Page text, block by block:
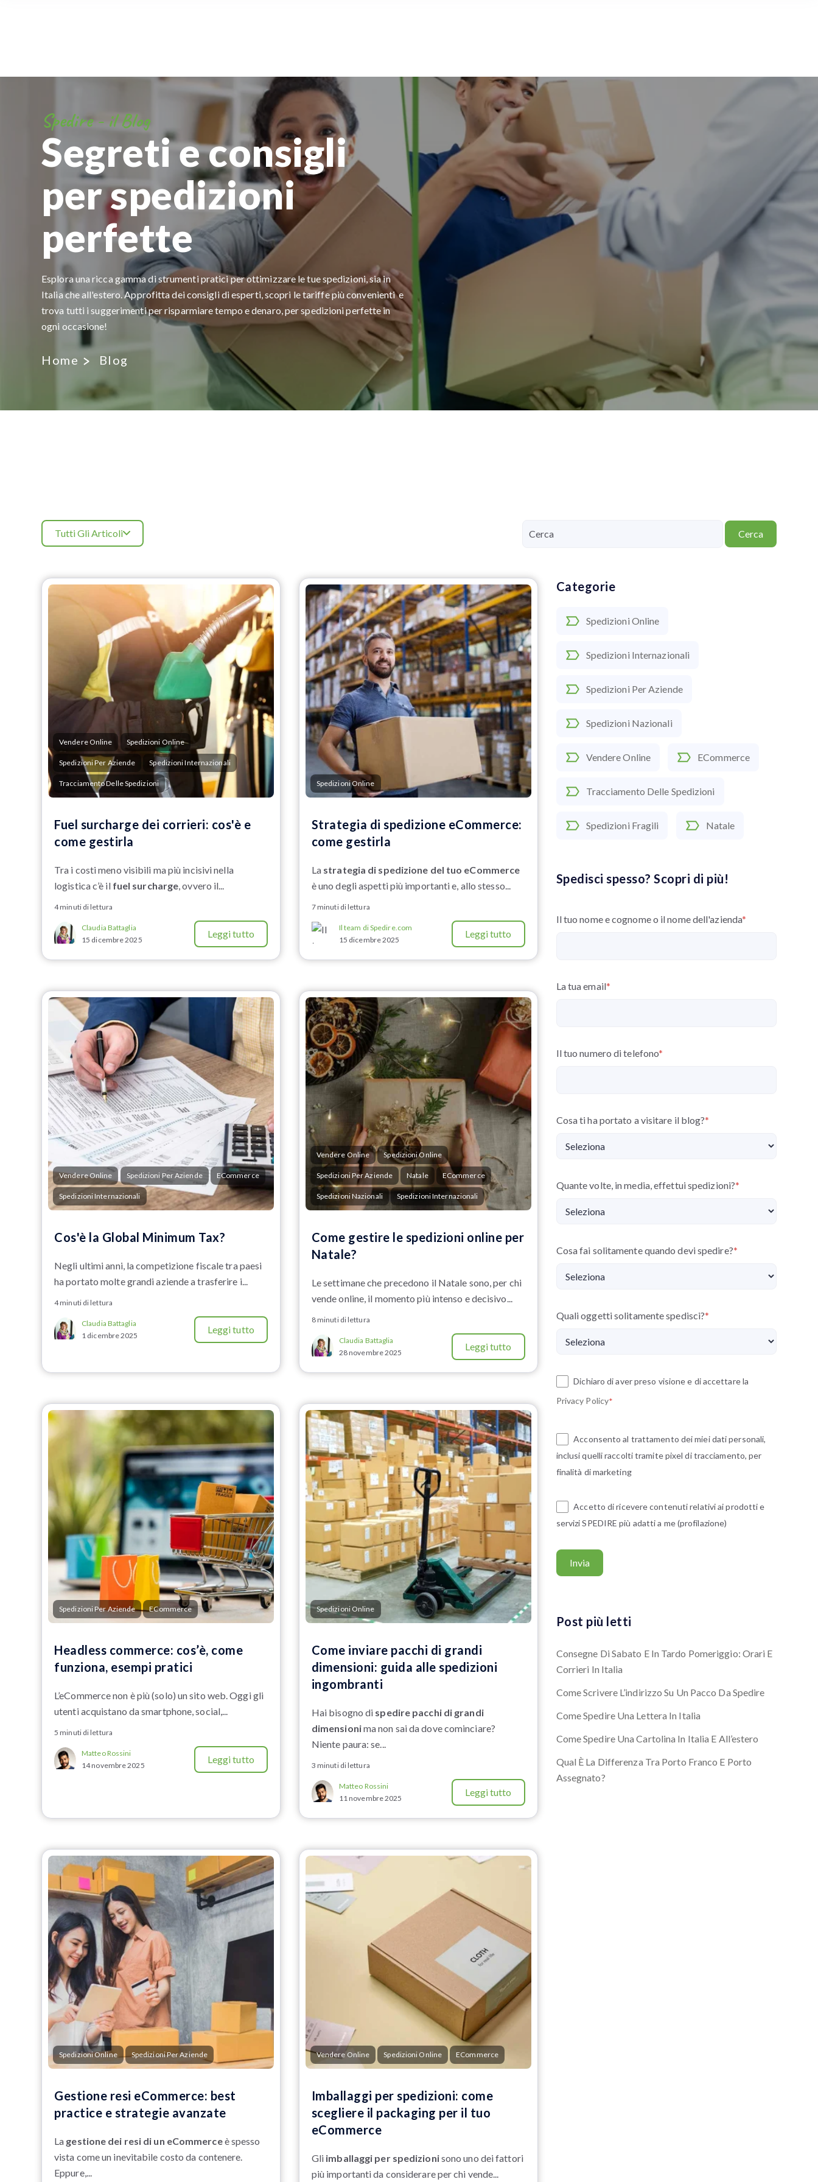
Spedire - il Blog
Segreti e consigli
per spedizioni
perfette
Esplora una ricca gamma di strumenti pratici per ottimizzare le tue spedizioni, sia in
Italia che all'estero. Approfitta dei consigli di esperti, scopri le tariffe più convenienti e
trova tutti i suggerimenti per risparmiare tempo e denaro, per spedizioni perfette in
ogni occasione!
Home Blog
Tutti Gli Articoli Cerca
Categorie
Spedizioni Online
Spedizioni Internazionali
Spedizioni Per Aziende
Spedizioni Nazionali
Vendere Online ECommerce
Tracciamento Delle Spedizioni
Spedizioni Fragili Natale
Spedisci spesso? Scopri di più!
Il tuo nome e cognome o il nome dell'azienda*
La tua email*
Il tuo numero di telefono*
Cosa ti ha portato a visitare il blog?*
Quante volte, in media, effettui spedizioni?*
Cosa fai solitamente quando devi spedire?*
Quali oggetti solitamente spedisci?*
Dichiaro di aver preso visione e di accettare la
Privacy Policy*
Acconsento al trattamento dei miei dati personali,
inclusi quelli raccolti tramite pixel di tracciamento, per
finalità di marketing
Accetto di ricevere contenuti relativi ai prodotti e
servizi SPEDIRE più adatti a me (profilazione)
Post più letti
Consegne Di Sabato E In Tardo Pomeriggio: Orari E
Corrieri In Italia
Come Scrivere L’indirizzo Su Un Pacco Da Spedire
Come Spedire Una Lettera In Italia
Come Spedire Una Cartolina In Italia E All’estero
Qual È La Differenza Tra Porto Franco E Porto
Assegnato?
Vendere Online Spedizioni Online
Spedizioni Per Aziende Spedizioni Internazionali
Tracciamento Delle Spedizioni
Fuel surcharge dei corrieri: cos'è e
come gestirla
Tra i costi meno visibili ma più incisivi nella
logistica c’è il fuel surcharge, ovvero il...
4 minuti di lettura
Claudia Battaglia
15 dicembre 2025
Leggi tutto
Spedizioni Online
Strategia di spedizione eCommerce:
come gestirla
La strategia di spedizione del tuo eCommerce
è uno degli aspetti più importanti e, allo stesso...
7 minuti di lettura
Il team di Spedire.com
15 dicembre 2025
Leggi tutto
Vendere Online Spedizioni Per Aziende ECommerce
Spedizioni Internazionali
Cos'è la Global Minimum Tax?
Negli ultimi anni, la competizione fiscale tra paesi
ha portato molte grandi aziende a trasferire i...
4 minuti di lettura
Claudia Battaglia
1 dicembre 2025
Leggi tutto
Vendere Online Spedizioni Online
Spedizioni Per Aziende Natale ECommerce
Spedizioni Nazionali Spedizioni Internazionali
Come gestire le spedizioni online per
Natale?
Le settimane che precedono il Natale sono, per chi
vende online, il momento più intenso e decisivo...
8 minuti di lettura
Claudia Battaglia
28 novembre 2025
Leggi tutto
Spedizioni Per Aziende ECommerce
Headless commerce: cos’è, come
funziona, esempi pratici
L’eCommerce non è più (solo) un sito web. Oggi gli
utenti acquistano da smartphone, social,...
5 minuti di lettura
Matteo Rossini
14 novembre 2025
Leggi tutto
Spedizioni Online
Come inviare pacchi di grandi
dimensioni: guida alle spedizioni
ingombranti
Hai bisogno di spedire pacchi di grandi
dimensionima non sai da dove cominciare?
Niente paura: se...
3 minuti di lettura
Matteo Rossini
11 novembre 2025
Leggi tutto
Spedizioni Online Spedizioni Per Aziende
Gestione resi eCommerce: best
practice e strategie avanzate
La gestione dei resi di un eCommerceè spesso
vista come un inevitabile costo da contenere.
Eppure,...
Vendere Online Spedizioni Online ECommerce
Imballaggi per spedizioni: come
scegliere il packaging per il tuo
eCommerce
Gli imballaggi per spedizionisono uno dei fattori
più importanti da considerare per chi vende...